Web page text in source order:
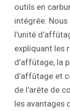
outils en
intégrée.
l'unité
expliquant les
d’affûtage, la
d’affûtage et
de l'arête de
les avantages